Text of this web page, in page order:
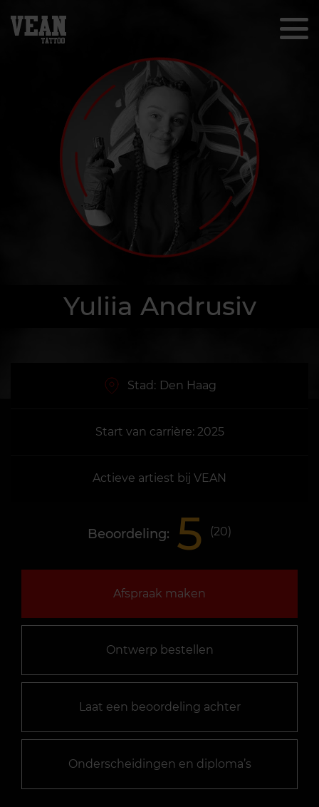
Yuliia Andrusiv
Stad: Den Haag
Start van carrière: 2025
Actieve artiest bij VEAN
Beoordeling: 5 (20)
Afspraak maken
Ontwerp bestellen
Laat een beoordeling achter
Onderscheidingen en diploma’s